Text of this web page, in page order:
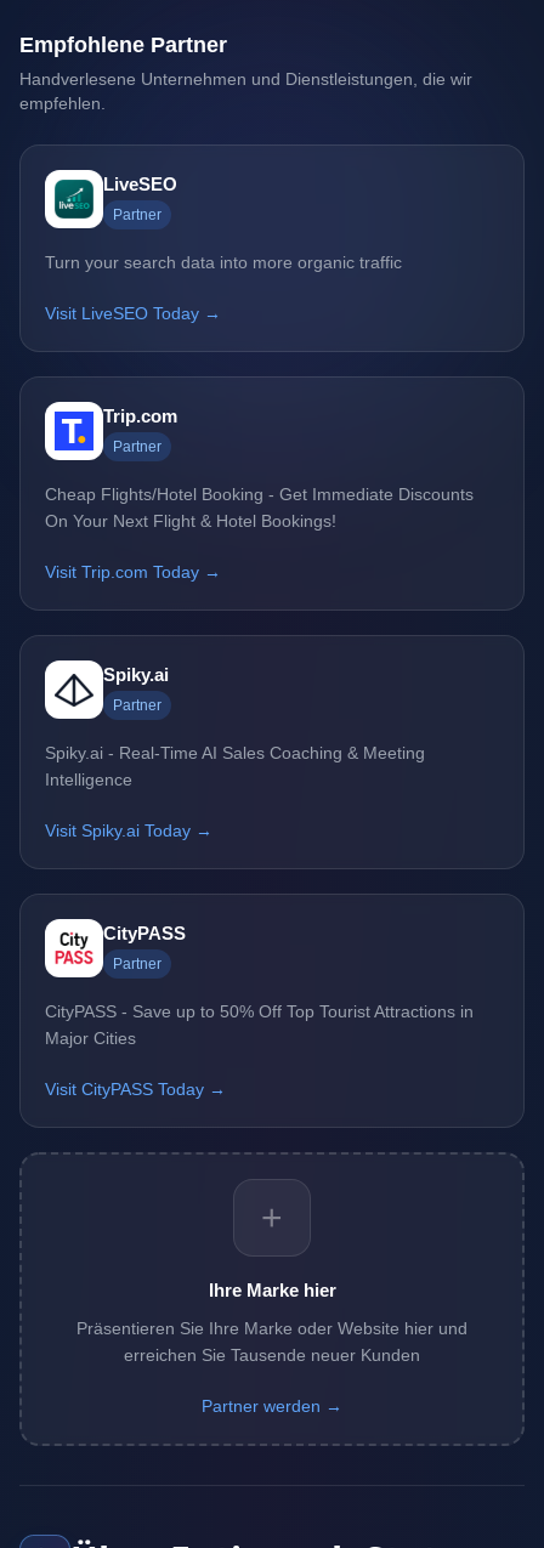
Empfohlene Partner
Handverlesene Unternehmen und Dienstleistungen, die wir
empfehlen.
LiveSEO
Partner
Turn your search data into more organic traffic
Visit LiveSEO Today →
Trip.com
Partner
Cheap Flights/Hotel Booking - Get Immediate Discounts
On Your Next Flight & Hotel Bookings!
Visit Trip.com Today →
Spiky.ai
Partner
Spiky.ai - Real-Time AI Sales Coaching & Meeting
Intelligence
Visit Spiky.ai Today →
CityPASS
Partner
CityPASS - Save up to 50% Off Top Tourist Attractions in
Major Cities
Visit CityPASS Today →
+
Ihre Marke hier
Präsentieren Sie Ihre Marke oder Website hier und
erreichen Sie Tausende neuer Kunden
Partner werden →